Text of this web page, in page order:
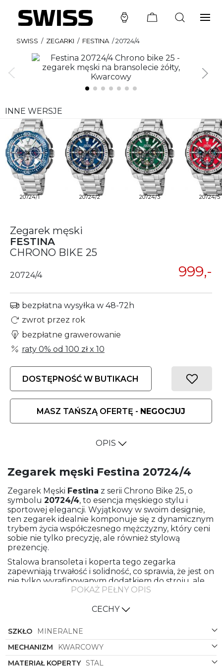
SWISS / ZEGARKI / FESTINA /20724/4
INNE WERSJE
20724/1 20724/2 20724/3 20724/5
Zegarek męski
FESTINA
CHRONO BIKE 25
20724/4 999,-
bezpłatna wysyłka w 48-72h
zwrot przez rok
bezpłatne grawerowanie
raty 0% od 100 złx 10
DOSTĘPNOŚĆ W BUTIKACH
MASZ TAŃSZĄ OFERTĘ - NEGOCJUJ
OPIS
Zegarek męski Festina 20724/4
Zegarek Męski Festina z serii Chrono Bike 25, o
symbolu 20724/4, to esencja męskiego stylu i
sportowej elegancji. Wyjątkowy w swoim designie,
ten zegarek idealnie komponuje się z dynamicznym
trybem życia współczesnego mężczyzny, który ceni
sobie nie tylko precyzję, ale również stylową
prezencję.
Stalowa bransoleta i koperta tego zegarka
zapewniają trwałość i solidność, co sprawia, że jest on
nie tylko wyrafinowanym dodatkiem do stroju, ale
także funkcjonalnym narzędziem codziennego
doskonale współgra z nowoczesnym designem,
idealnie sprawdza się zarówno w codziennych
stylizacjach, jak i podczas bardziej formalnych okazji.
Kolorystyka tego modelu to połączenie stylowego
stalowego wykończenia bransolety i koperty z
POKAŻ PEŁNY OPIS
CECHY
SZKŁO
MINERALNE
MECHANIZM
KWARCOWY
MATERIAŁ KOPERTY STAL